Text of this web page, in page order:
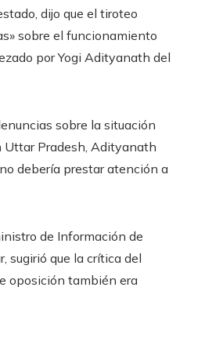
dijo que el tiroteo
sobre el funcionamiento
por Yogi Adityanath del
sobre la situación
Uttar Pradesh, Adityanath
debería prestar atención a
de Información de
sugirió que la crítica del
oposición también era